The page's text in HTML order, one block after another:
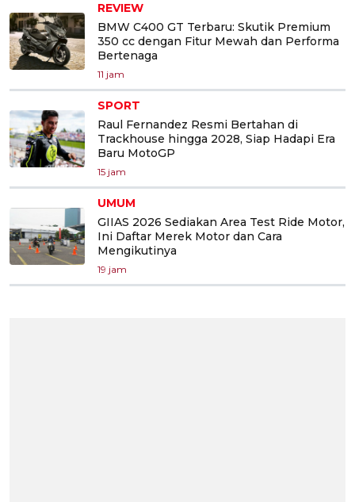
REVIEW
BMW C400 GT Terbaru: Skutik Premium
350 cc dengan Fitur Mewah dan Performa
Bertenaga
11 jam
SPORT
Raul Fernandez Resmi Bertahan di
Trackhouse hingga 2028, Siap Hadapi Era
Baru MotoGP
15 jam
UMUM
GIIAS 2026 Sediakan Area Test Ride Motor,
Ini Daftar Merek Motor dan Cara
Mengikutinya
19 jam